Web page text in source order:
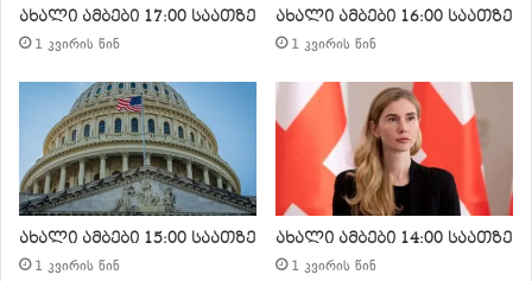
ახალი ამბები 17:00 საათზე
1 კვირის წინ
ახალი ამბები 16:00 საათზე
1 კვირის წინ
ახალი ამბები 15:00 საათზე
1 კვირის წინ
ახალი ამბები 14:00 საათზე
1 კვირის წინ